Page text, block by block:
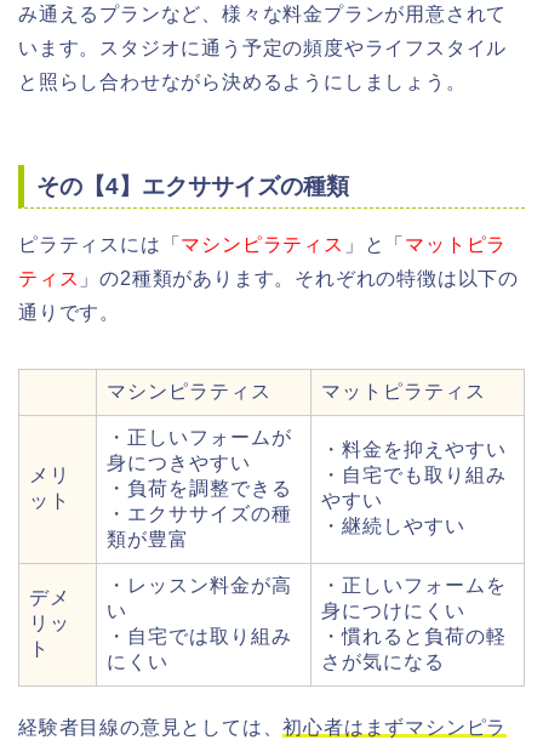
み通えるプランなど、様々な料金プランが用意されて
います。スタジオに通う予定の頻度やライフスタイル
と照らし合わせながら決めるようにしましょう。
その【4】エクササイズの種類
ピラティスには「 マシンピラティス 」と「 マットピラ
ティス 」の2種類があります。それぞれの特徴は以下の
通りです。
マシンピラティス マットピラティス
メリ
ット
・正しいフォームが
身につきやすい
・負荷を調整できる
・エクササイズの種
類が豊富
・料金を抑えやすい
・自宅でも取り組み
やすい
・継続しやすい
デメ
リッ
ト
・レッスン料金が高
い
・自宅では取り組み
にくい
・正しいフォームを
身につけにくい
・慣れると負荷の軽
さが気になる
経験者目線の意見としては、初心者はまずマシンピラ